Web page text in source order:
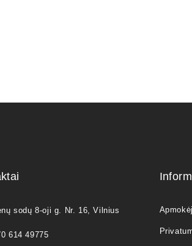
sodų 8-oji g. Nr. 16, Vilnius
614 49775